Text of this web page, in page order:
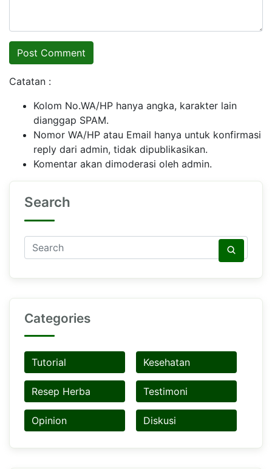
Catatan :
Kolom No.WA/HP hanya angka, karakter lain
dianggap SPAM.
Nomor WA/HP atau Email hanya untuk konfirmasi
reply dari admin, tidak dipublikasikan.
Komentar akan dimoderasi oleh admin.
Search
Categories
Tutorial Kesehatan
Resep Herba Testimoni
Opinion Diskusi